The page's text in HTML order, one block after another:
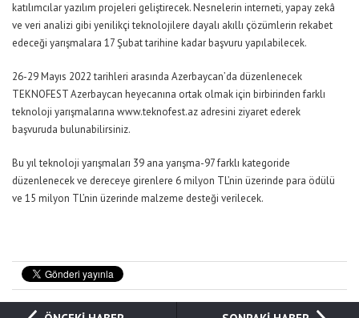
katılımcılar yazılım projeleri geliştirecek. Nesnelerin interneti, yapay zekâ
ve veri analizi gibi yenilikçi teknolojilere dayalı akıllı çözümlerin rekabet
edeceği yarışmalara 17 Şubat tarihine kadar başvuru yapılabilecek.
26-29 Mayıs 2022 tarihleri arasında Azerbaycan’da düzenlenecek
TEKNOFEST Azerbaycan heyecanına ortak olmak için birbirinden farklı
teknoloji yarışmalarına www.teknofest.az adresini ziyaret ederek
başvuruda bulunabilirsiniz.
Bu yıl teknoloji yarışmaları 39 ana yarışma-97 farklı kategoride
düzenlenecek ve dereceye girenlere 6 milyon TL’nin üzerinde para ödülü
ve 15 milyon TL’nin üzerinde malzeme desteği verilecek.